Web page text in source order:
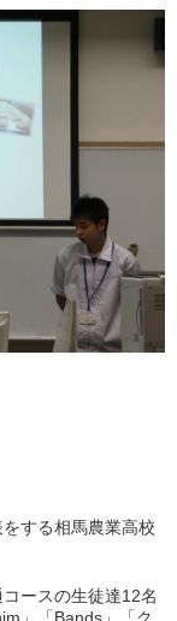
する相馬農業高校
ースの生徒達12名
」「Bands」「ク